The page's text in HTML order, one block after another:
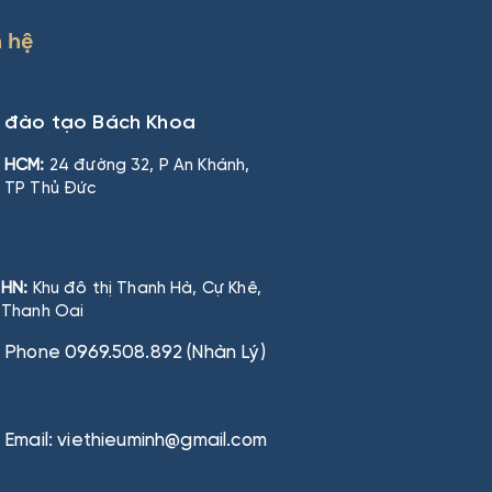
hệ
đào tạo Bách Khoa
HCM: 24 đường 32, P An Khánh,
TP Thủ Đức
HN: Khu đô thị Thanh Hà, Cự Khê,
Thanh Oai
Phone 0969.508.892 (Nhàn Lý)
Email: viethieuminh@gmail.com